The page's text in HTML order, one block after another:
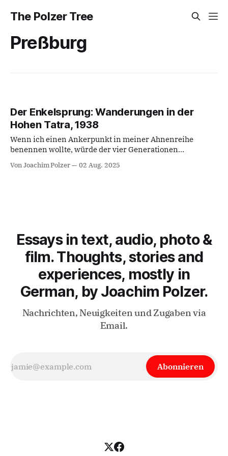
The Polzer Tree
Preßburg
Der Enkelsprung: Wanderungen in der
Hohen Tatra, 1938
Wenn ich einen Ankerpunkt in meiner Ahnenreihe
benennen wollte, würde der vier Generationen
Weiß, geborene Nowotny, geboren ca. 1853 in Wien und
Von Joachim Polzer 02 Aug. 2025
Essays in text, audio, photo &
film. Thoughts, stories and
experiences, mostly in
German, by Joachim Polzer.
Nachrichten, Neuigkeiten und Zugaben via
Email.
Abonnieren